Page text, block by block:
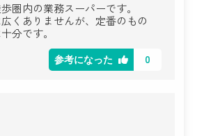
圏内の業務スーパーです。
くありませんが、定番のもの
分です。
参考になった 0